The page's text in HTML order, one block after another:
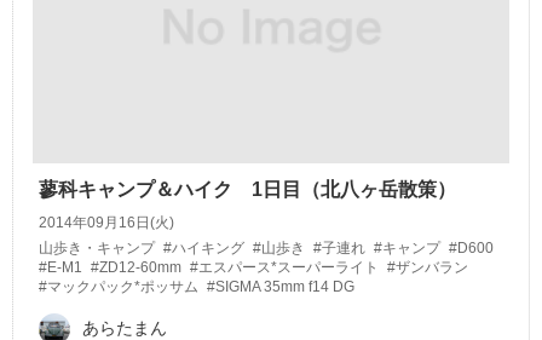
蓼科キャンプ＆ハイク 1日目（北八ヶ岳散策）
2014年09月16日(火)
山歩き・キャンプ #ハイキング #山歩き #子連れ #キャンプ #D600
#E-M1
#ZD12-60mm #エスパース*スーパーライト
#ザンバラン
#マックパック*ポッサム #SIGMA 35mm f14 DG
あらたまん